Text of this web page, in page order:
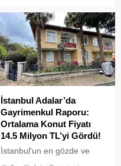
İstanbul Adalar’da
Gayrimenkul Raporu:
Ortalama Konut Fiyatı
14.5 Milyon TL’yi Gördü!
İstanbul'un en gözde ve
tarihi lokasyonlarından biri